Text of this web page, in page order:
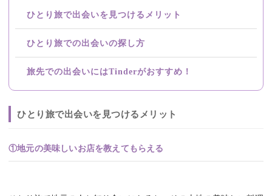
ひとり旅で出会いを見つけるメリット
ひとり旅での出会いの探し方
旅先での出会いにはTinderがおすすめ！
ひとり旅で出会いを見つけるメリット
①地元の美味しいお店を教えてもらえる